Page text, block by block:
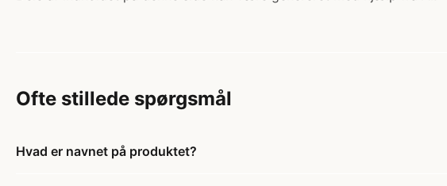
Ofte stillede spørgsmål
Hvad er navnet på produktet?